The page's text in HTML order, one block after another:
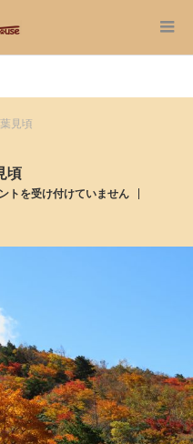
見頃
頃
トを受け付けていません